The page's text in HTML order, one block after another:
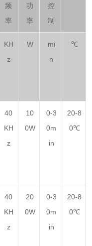
频
率
功
率
控
制
KH
z
W
mi
n
℃
40
KH
z
10
0W
0-3
0m
in
20-8
0℃
40
KH
z
20
0W
0-3
0m
in
20-8
0℃